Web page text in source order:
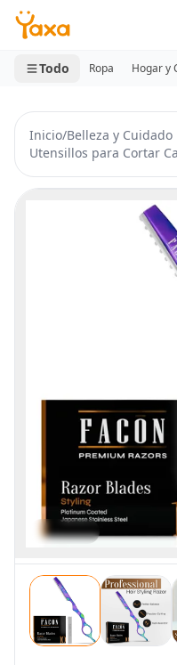
MINI CARRITO
0 productos
Todo Ropa Hogar y
Inicio/Belleza y Cuidado
Utensillos para Cortar